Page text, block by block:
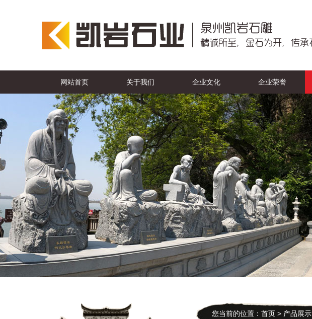
网站首页 关于我们 企业文化 企业荣誉
您当前的位置： 首页 > 产品展示